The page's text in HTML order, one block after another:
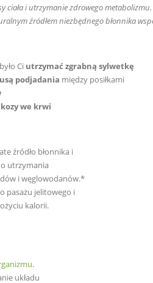
ciała i utrzymanie zdrowego metabolizmu.
źródłem niezbędnego błonnika
Ci utrzymać zgrabną sylwetkę
podjadania między posiłkami
we krwi
źródło błonnika i
utrzymania
i węglowodanów.*
pasażu jelitowego i
kalorii.
.
układu